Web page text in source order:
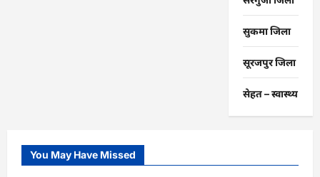
सुकमा जिला
सूरजपुर जिला
सेहत – स्‍वास्‍थ्‍य
You May Have Missed